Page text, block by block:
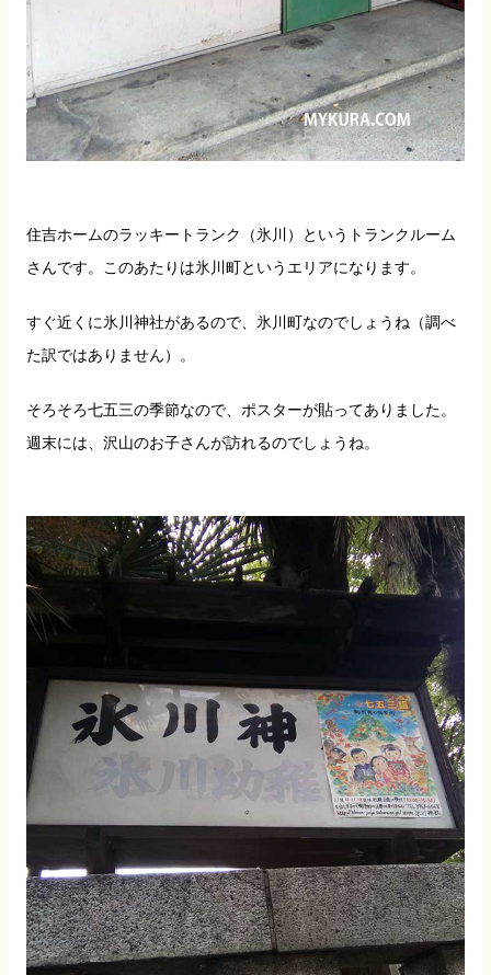
住吉ホームのラッキートランク（氷川）というトランクルーム
さんです。このあたりは氷川町というエリアになります。
すぐ近くに氷川神社があるので、氷川町なのでしょうね（調べ
た訳ではありません）。
そろそろ七五三の季節なので、ポスターが貼ってありました。
週末には、沢山のお子さんが訪れるのでしょうね。